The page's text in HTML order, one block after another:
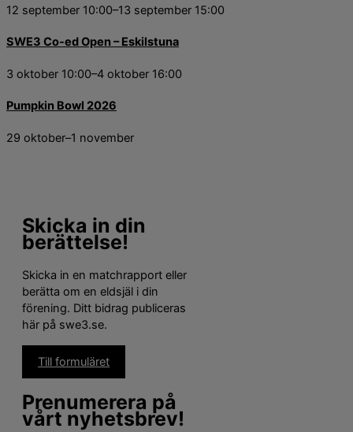
12 september 10:00–13 september 15:00
SWE3 Co-ed Open – Eskilstuna
3 oktober 10:00–4 oktober 16:00
Pumpkin Bowl 2026
29 oktober–1 november
Skicka in din
berättelse!
Skicka in en matchrapport eller
berätta om en eldsjäl i din
förening. Ditt bidrag publiceras
här på swe3.se.
Till formuläret
Prenumerera på
vårt nyhetsbrev!